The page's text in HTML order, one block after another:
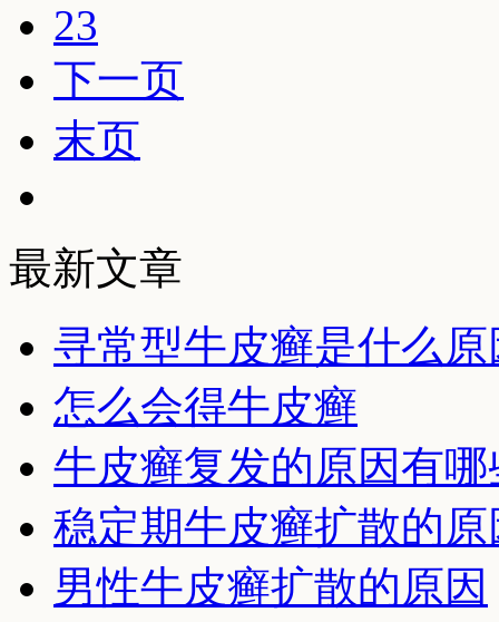
23
下一页
末页
最新文章
寻常型牛皮癣是什么
怎么会得牛皮癣
牛皮癣复发的原因有哪
稳定期牛皮癣扩散的
男性牛皮癣扩散的原因